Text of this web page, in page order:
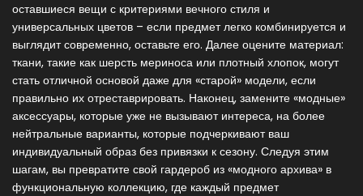
оставшиеся вещи с критериями вечного стиля и
универсальных цветов – если предмет легко комбинируется и
выглядит современно, оставьте его. Далее оцените материал:
ткани, такие как шерсть мериноса или плотный хлопок, могут
стать отличной основой даже для «старой» модели, если
правильно их отреставрировать. Наконец, замените «модные»
аксессуары, которые уже не вызывают интереса, на более
нейтральные варианты, которые подчеркивают ваш
индивидуальный образ без привязки к сезону. Следуя этим
шагам, вы превратите свой гардероб из «модного архива» в
функциональную коллекцию, где каждый предмет